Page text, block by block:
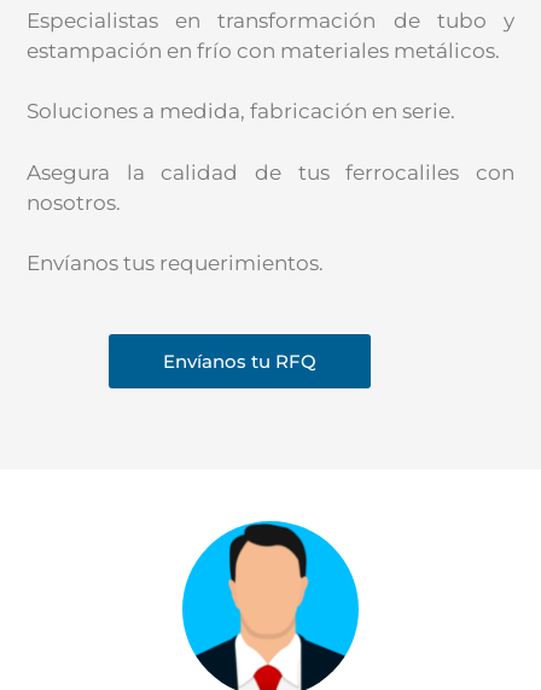
Especialistas en transformación de tubo y
estampación en frío con materiales metálicos.
Soluciones a medida, fabricación en serie.
Asegura la calidad de tus ferrocaliles con
nosotros.
Envíanos tus requerimientos.
Envíanos tu RFQ